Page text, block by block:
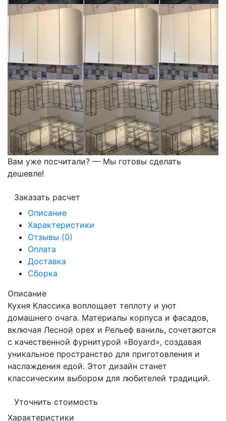
Вам уже посчитали? — Мы готовы сделать
дешевле!
Заказать расчет
Описание
Характеристики
Отзывы (0)
Оплата
Доставка
Сборка
Описание
Кухня Классика воплощает теплоту и уют
домашнего очага. Материалы корпуса и фасадов,
включая Лесной орех и Рельеф ваниль, сочетаются
с качественной фурнитурой «Boyard», создавая
уникальное пространство для приготовления и
наслаждения едой. Этот дизайн станет
классическим выбором для любителей традиций.
Уточнить стоимость
Характеристики